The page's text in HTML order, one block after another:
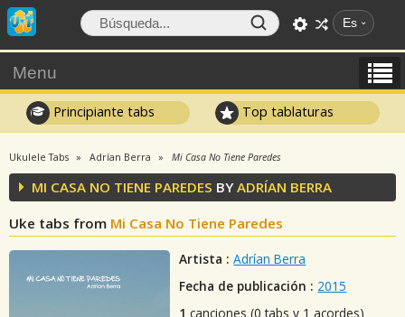
Es
Menu
Principiante tabs Top tablaturas
Ukulele Tabs Adrían Berra Mi Casa No Tiene Paredes
MI CASA NO TIENE PAREDES BYADRÍAN BERRA
Uke tabs from Mi Casa No Tiene Paredes
Artista : Adrían Berra
Fecha de publicación : 2015
1 canciones (0 tabs y 1 acordes)